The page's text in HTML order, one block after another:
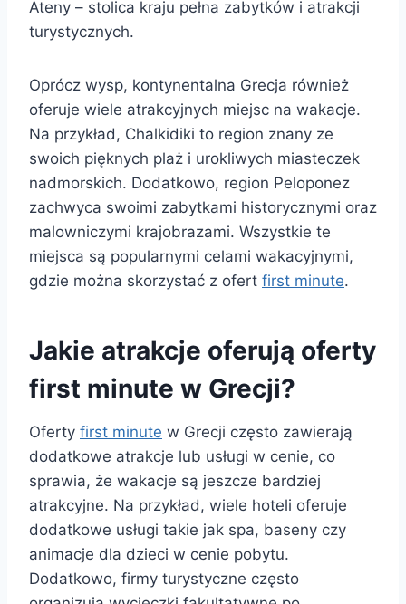
Ateny – stolica kraju pełna zabytków i atrakcji
turystycznych.
Oprócz wysp, kontynentalna Grecja również
oferuje wiele atrakcyjnych miejsc na wakacje.
Na przykład, Chalkidiki to region znany ze
swoich pięknych plaż i urokliwych miasteczek
nadmorskich. Dodatkowo, region Peloponez
zachwyca swoimi zabytkami historycznymi oraz
malowniczymi krajobrazami. Wszystkie te
miejsca są popularnymi celami wakacyjnymi,
gdzie można skorzystać z ofert first minute.
Jakie atrakcje oferują oferty
first minute w Grecji?
Oferty first minute w Grecji często zawierają
dodatkowe atrakcje lub usługi w cenie, co
sprawia, że wakacje są jeszcze bardziej
atrakcyjne. Na przykład, wiele hoteli oferuje
dodatkowe usługi takie jak spa, baseny czy
animacje dla dzieci w cenie pobytu.
Dodatkowo, firmy turystyczne często